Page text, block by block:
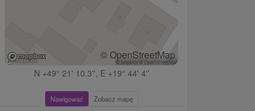
© OpenStreetMap
N +49° 21' 10.3'', E +19° 44' 4''
Nawigować Zobacz mapę